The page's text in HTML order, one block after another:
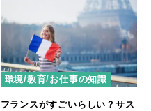
環境/教育/お仕事の知識
フランスがすごいらしい？サス